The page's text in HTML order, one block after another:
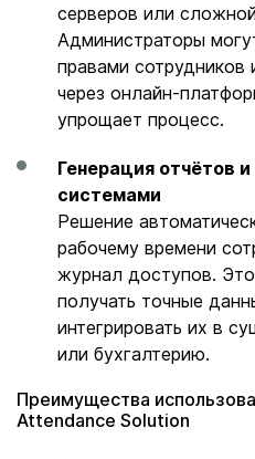
серверов или
Администраторы
правами сотрудников
через
упрощает процесс.
Генерация отчётов
системами
Решение
рабочему времени
журнал доступов.
получать точные
интегрировать их в
или бухгалтерию.
Преимущества
Attendance Solution